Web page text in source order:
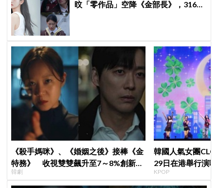
旼「零作品」空降《金部長》，316萬
《殺手媽咪》、《婚姻之後》接棒《金
特務》 收視雙雙飆升至7～8%創新
高！
韓劇
韓國人氣女團CLC
29日在港舉行演
KPOP